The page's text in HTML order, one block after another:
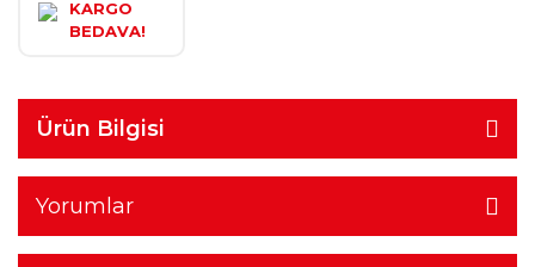
KARGO
BEDAVA!
Ürün Bilgisi
Yorumlar